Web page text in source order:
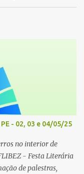
- 02, 03 e 04/05/25
no interior de
- Festa Literária
de palestras,